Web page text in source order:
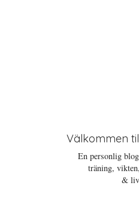
Välkommen
En personlig
träning,
&